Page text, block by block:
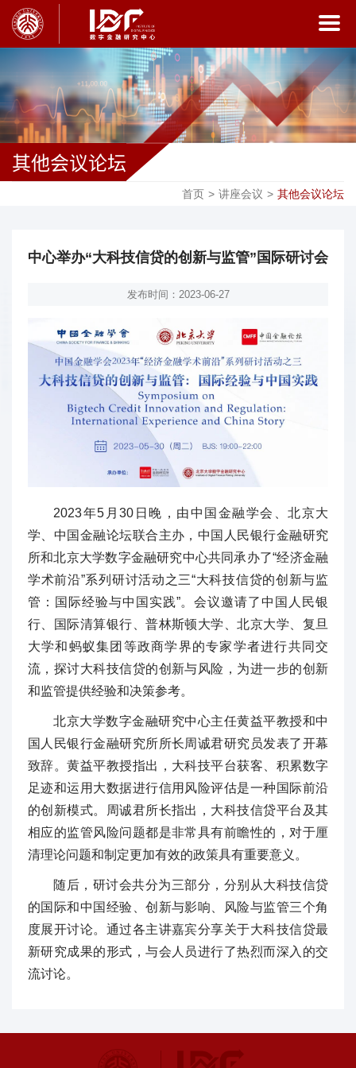
其他会议论坛
首页 > 讲座会议 > 其他会议论坛
中心举办“大科技信贷的创新与监管”国际研讨会
发布时间：2023-06-27
2023年5月30日晚，由中国金融学会、北京大
学、中国金融论坛联合主办，中国人民银行金融研究
所和北京大学数字金融研究中心共同承办了“经济金融
学术前沿”系列研讨活动之三“大科技信贷的创新与监
管：国际经验与中国实践”。会议邀请了中国人民银
行、国际清算银行、普林斯顿大学、北京大学、复旦
大学和蚂蚁集团等政商学界的专家学者进行共同交
流，探讨大科技信贷的创新与风险，为进一步的创新
和监管提供经验和决策参考。
北京大学数字金融研究中心主任黄益平教授和中
国人民银行金融研究所所长周诚君研究员发表了开幕
致辞。黄益平教授指出，大科技平台获客、积累数字
足迹和运用大数据进行信用风险评估是一种国际前沿
的创新模式。周诚君所长指出，大科技信贷平台及其
相应的监管风险问题都是非常具有前瞻性的，对于厘
清理论问题和制定更加有效的政策具有重要意义。
随后，研讨会共分为三部分，分别从大科技信贷
的国际和中国经验、创新与影响、风险与监管三个角
度展开讨论。通过各主讲嘉宾分享关于大科技信贷最
新研究成果的形式，与会人员进行了热烈而深入的交
流讨论。